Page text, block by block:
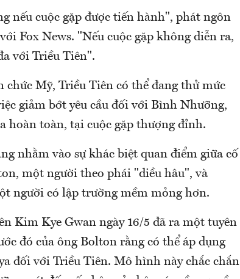
nếu cuộc gặp được tiến hành", phát ngôn
Fox News. "Nếu cuộc gặp không diễn ra,
với Triều Tiên".
chức Mỹ, Triều Tiên có thể đang thử mức
giảm bớt yêu cầu đối với Bình Nhưỡng,
hoàn toàn, tại cuộc gặp thượng đỉnh.
nhằm vào sự khác biệt quan điểm giữa cố
một người theo phái "diều hâu", và
người có lập trường mềm mỏng hơn.
Kim Kye Gwan ngày 16/5 đã ra một tuyên
đó của ông Bolton rằng có thể áp dụng
đối với Triều Tiên. Mô hình này chắc chắn